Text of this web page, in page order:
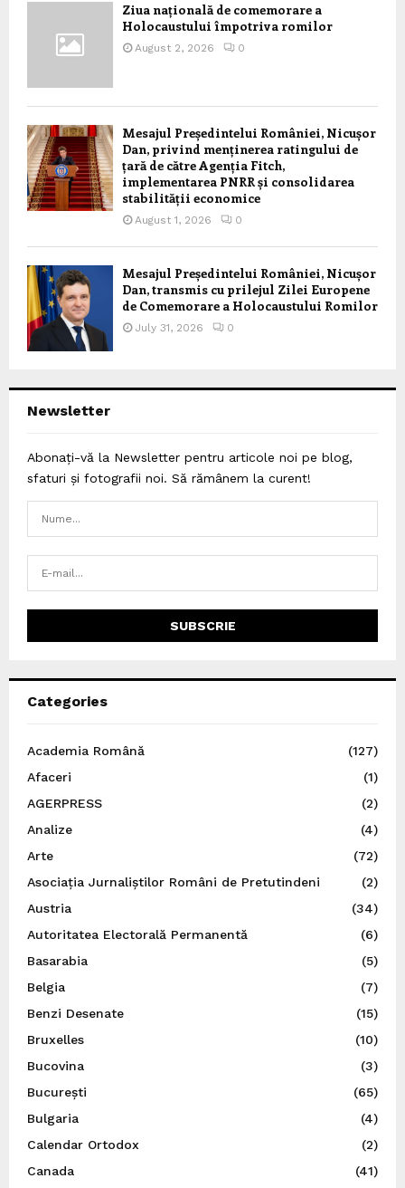
Ziua națională de comemorare a
Holocaustului împotriva romilor
August 2, 2026 0
Mesajul Președintelui României, Nicușor
Dan, privind menținerea ratingului de
țară de către Agenția Fitch,
implementarea PNRR și consolidarea
stabilității economice
August 1, 2026 0
Mesajul Președintelui României, Nicușor
Dan, transmis cu prilejul Zilei Europene
de Comemorare a Holocaustului Romilor
July 31, 2026 0
Newsletter
Abonați-vă la Newsletter pentru articole noi pe blog,
sfaturi și fotografii noi. Să rămânem la curent!
Categories
Academia Română
(127)
Afaceri
(1)
AGERPRESS
(2)
Analize
(4)
Arte
(72)
Asociația Jurnaliștilor Români de Pretutindeni
(2)
Austria
(34)
Autoritatea Electorală Permanentă
(6)
Basarabia
(5)
Belgia
(7)
Benzi Desenate
(15)
Bruxelles
(10)
Bucovina
(3)
București
(65)
Bulgaria
(4)
Calendar Ortodox
(2)
Canada
(41)